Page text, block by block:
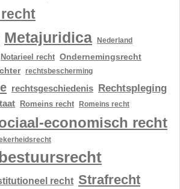
Metajuridica
Nederland
Notarieel recht Ondernemingsrecht
rechtsbescherming
rechtsgeschiedenis Rechtspleging
Romeins recht Romeins recht
economisch recht
recht Strafrecht